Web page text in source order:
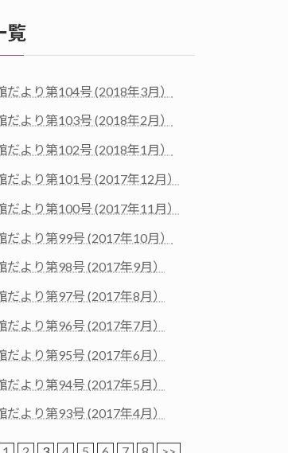
覧
だより第104号 (2018年3月）
だより第103号 (2018年2月）
だより第102号 (2018年1月）
だより第101号 (2017年12月）
だより第100号 (2017年11月）
だより第99号 (2017年10月）
だより第98号 (2017年9月）
だより第97号 (2017年8月）
だより第96号 (2017年7月）
だより第95号 (2017年6月）
だより第94号 (2017年5月）
だより第93号 (2017年4月）